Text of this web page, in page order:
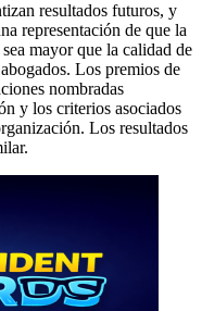
resultados futuros, y
representación de que la
mayor que la calidad de
Los premios de
nombradas
y los criterios asociados
Los resultados